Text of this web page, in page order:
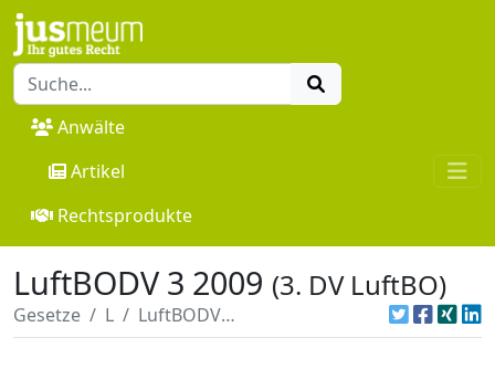
Anwälte
Artikel
Rechtsprodukte
LuftBODV 3 2009 (3. DV LuftBO)
Gesetze L LuftBODV 3 2009